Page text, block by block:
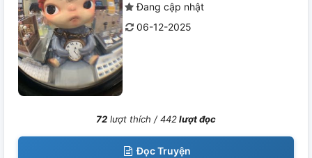
Đang cập nhật
06-12-2025
72 lượt thích /442lượt đọc
Đọc Truyện